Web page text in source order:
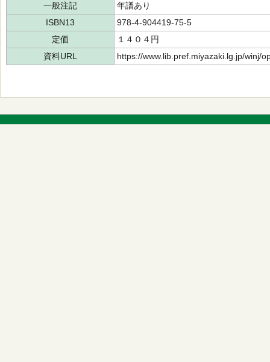
一般注記
年譜あり
ISBN13
978-4-904419-75-5
定価
１４０４円
資料URL
https://www.lib.pref.miyazaki.lg.jp/winj/